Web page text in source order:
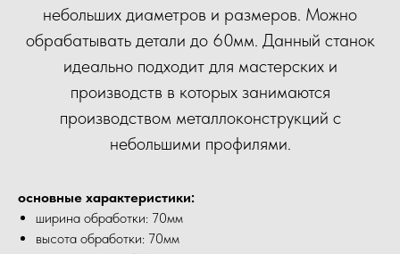
небольших диаметров и размеров. Можно
обрабатывать детали до 60мм. Данный станок
идеально подходит для мастерских и
производств в которых занимаются
производством металлоконструкций с
небольшими профилями.
основные характеристики:
ширина обработки: 70мм
высота обработки: 70мм